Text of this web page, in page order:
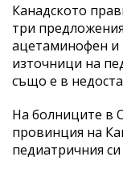
Канадското
три
ацетаминофен и
източници на
също е в
На болниците в
провинция на
педиатричния